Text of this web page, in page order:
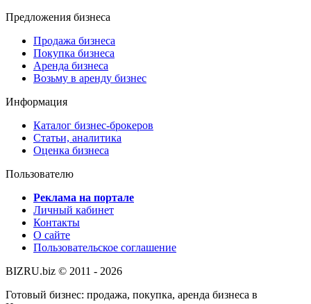
Предложения бизнеса
Продажа бизнеса
Покупка бизнеса
Аренда бизнеса
Возьму в аренду бизнес
Информация
Каталог бизнес-брокеров
Статьи, аналитика
Оценка бизнеса
Пользователю
Реклама на портале
Личный кабинет
Контакты
О сайте
Пользовательское соглашение
BIZRU.biz © 2011 - 2026
Готовый бизнес: продажа, покупка, аренда бизнеса в